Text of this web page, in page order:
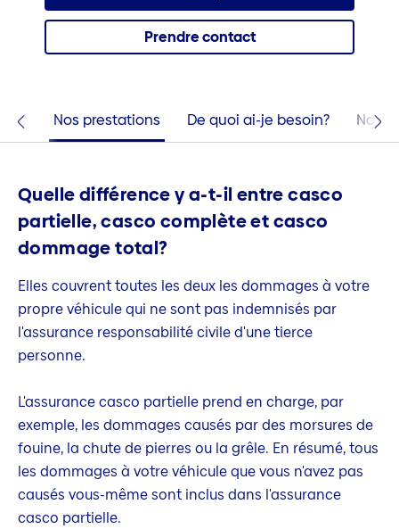
Prendre contact
Nos prestations De quoi ai-je besoin? Nos
Quelle différence y a-t-il entre casco
partielle, casco complète et casco
dommage total?
Elles couvrent toutes les deux les dommages à votre
propre véhicule qui ne sont pas indemnisés par
l'assurance responsabilité civile d'une tierce
personne.
L'assurance casco partielle prend en charge, par
exemple, les dommages causés par des morsures de
fouine, la chute de pierres ou la grêle. En résumé, tous
les dommages à votre véhicule que vous n'avez pas
causés vous-même sont inclus dans l'assurance
casco partielle.